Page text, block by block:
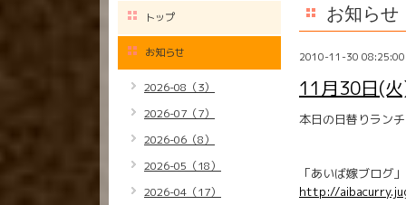
お知らせ
2010-11-30 08:25:00
11月30日(
本日の日替りラン
「あいば嫁ブログ」
http://
トップ
お知らせ
2026-08（3）
2026-07（7）
2026-06（8）
2026-05（18）
2026-04（17）